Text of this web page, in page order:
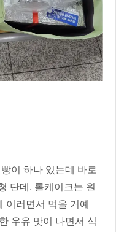
이 하나 있는데 바로
단데, 롤케이크는 원
이러면서 먹을 거예
우유 맛이 나면서 식